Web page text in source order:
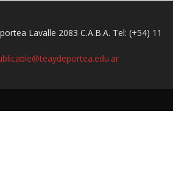
Lavalle 2083 C.A.B.A. Tel: (+54) 11